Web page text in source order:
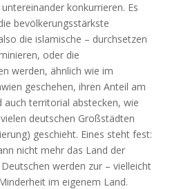
konkurrieren. Es
bevölkerungsstärkste
die islamische – durchsetzen
oder die
werden, ähnlich wie im
geschehen, ihren Anteil am
auch territorial abstecken, wie
deutschen Großstädten
geschieht. Eines steht fest:
nicht mehr das Land der
werden zur – vielleicht
im eigenem Land.